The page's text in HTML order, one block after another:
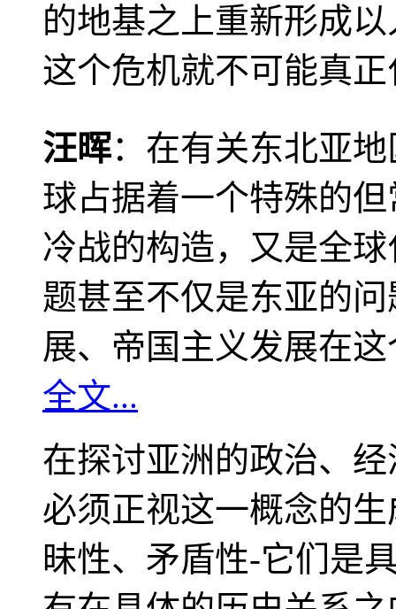
的地基之上重新形成
这个危机就不可能真
汪晖：在有关东北亚
球占据着一个特殊的
冷战的构造，又是全
题甚至不仅是东亚的
展、帝国主义发展在
全文...
在探讨亚洲的政治、
必须正视这一概念的
昧性、矛盾性-它们是